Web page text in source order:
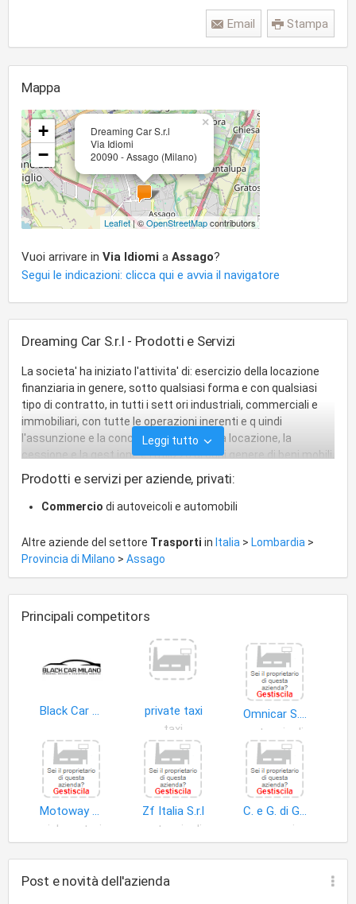
Stampa
Email
Mappa
Dreaming Car S.r.l
Via Idiomi
20090 - Assago (Milano)
×
+
−
Leaflet| ©OpenStreetMapcontributors
Vuoi arrivare in Via Idiomi a Assago?
Segui le indicazioni: clicca qui e avvia il navigatore
Dreaming Car S.r.l - Prodotti e Servizi
La societa' ha iniziato l'attivita' di: esercizio della locazione
finanziaria in genere, sotto qualsiasi forma e con qualsiasi
tipo di contratto, in tutti i sett ori industriali, commerciali e
immobiliari, con tutte le operazioni inerenti e q uindi
l'assunzione e la concessione in uso o la locazione, la
cessione e la gest ione e l'utilizzo di ogni genere di beni mobili,
anche registrati o immateriali o immobili, sia direttamente
sia mediante l'assunzione di partecipazioni in soci eta'.
Commercio al dettaglio e all'ingrosso di auto, compresi
proprio e conto terzi in procura .
Leggi tutto
Prodotti e servizi per aziende, privati:
Commercio di autoveicoli e automobili
Altre aziende del settore Trasporti in Italia > Lombardia >
Provincia di Milano > Assago
Principali competitors
Black Car Milano
private taxi
taxi
Omnicar S.n.c. di Giuseppe Cerone & Maurizio Premoli
autoveicoli
Motoway S.r.l
ciclomotori
Zf Italia S.r.l
autoveicoli
C. e G. di Giuliano Pollesel S.a.s
Post e novità dell'azienda